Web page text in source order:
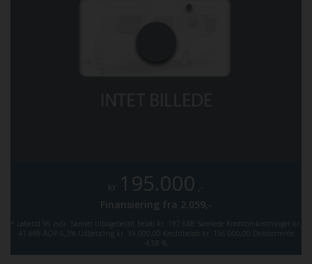
kr 195.000 ,-
Finansiering fra 2.059,-
* Løbetid 96 mdr. Samlet tilbagebetalt beløb kr. 197.688
Samlede Kreditomkostninger kr.
41.688
ÅOP 6,3% Udbetaling kr. 39.000,00 Kreditbeløb kr. 156.000,00
Debitorrente
4,58 %